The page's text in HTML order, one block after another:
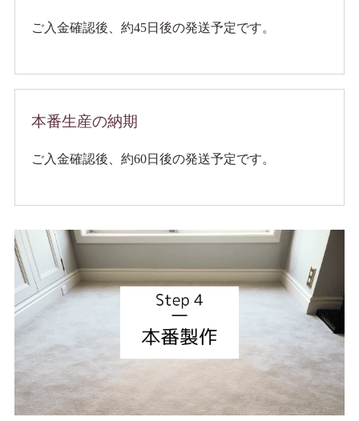
ご入金確認後、約45日後の発送予定です。
本番生産の納期
ご入金確認後、約60日後の発送予定です。